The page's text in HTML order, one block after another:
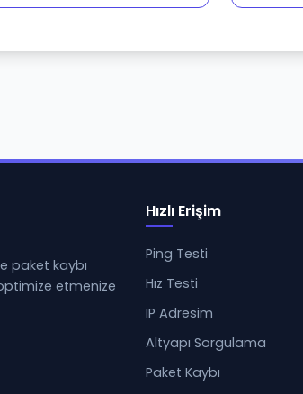
paket kaybı
etmenize
Hızlı Erişim
Ping Testi
Hız Testi
IP Adresim
Altyapı Sorgulama
Paket Kaybı